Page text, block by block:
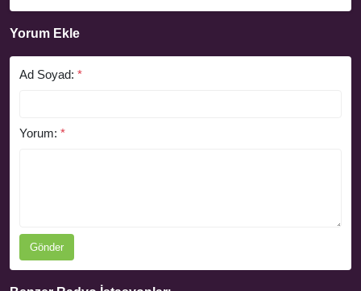
Yorum Ekle
Ad Soyad: *
Yorum: *
Gönder